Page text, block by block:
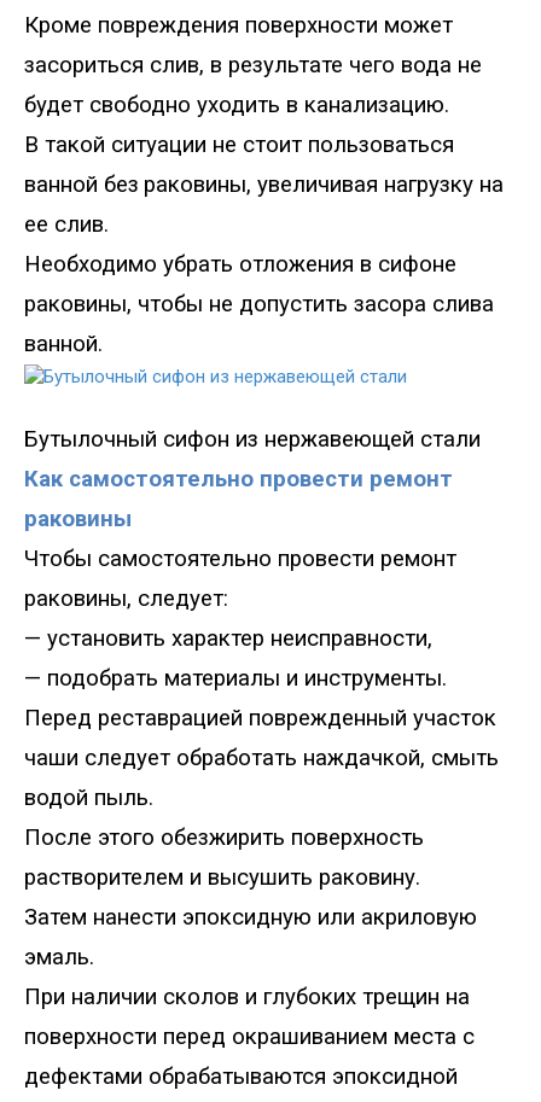
Кроме повреждения поверхности может
засориться слив, в результате чего вода не
будет свободно уходить в канализацию.
В такой ситуации не стоит пользоваться
ванной без раковины, увеличивая нагрузку на
ее слив.
Необходимо убрать отложения в сифоне
раковины, чтобы не допустить засора слива
ванной.
Бутылочный сифон из нержавеющей стали
Как самостоятельно провести ремонт
раковины
Чтобы самостоятельно провести ремонт
раковины, следует:
— установить характер неисправности,
— подобрать материалы и инструменты.
Перед реставрацией поврежденный участок
чаши следует обработать наждачкой, смыть
водой пыль.
После этого обезжирить поверхность
растворителем и высушить раковину.
Затем нанести эпоксидную или акриловую
эмаль.
При наличии сколов и глубоких трещин на
поверхности перед окрашиванием места с
дефектами обрабатываются эпоксидной